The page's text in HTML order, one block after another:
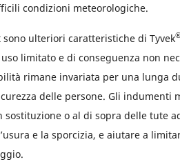
condizioni meteorologiche.
sono ulteriori caratteristiche di Tyvek
limitato e di conseguenza non
rimane invariata per una lunga
delle persone. Gli indumenti
sostituzione o al di sopra delle tute
e la sporcizia, e aiutare a